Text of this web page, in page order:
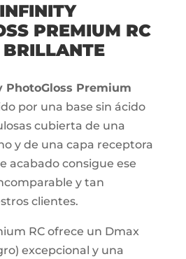
INFINITY
PREMIUM RC
PhotoGloss Premium
por una base sin ácido
cubierta de una
y de una capa receptora
acabado consigue ese
y tan
clientes.
RC ofrece un Dmax
excepcional y una